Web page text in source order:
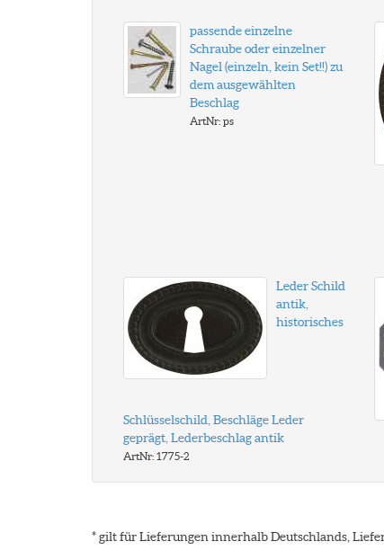
passende einzelne
Schraube oder einzelner
Nagel (einzeln, kein Set!!) zu
dem ausgewählten
Beschlag
ArtNr: ps
Leder Schild
antik,
historisches
Schlüsselschild, Beschläge Leder
geprägt, Lederbeschlag antik
ArtNr: 1775-2
* gilt für Lieferungen innerhalb Deutschlands,